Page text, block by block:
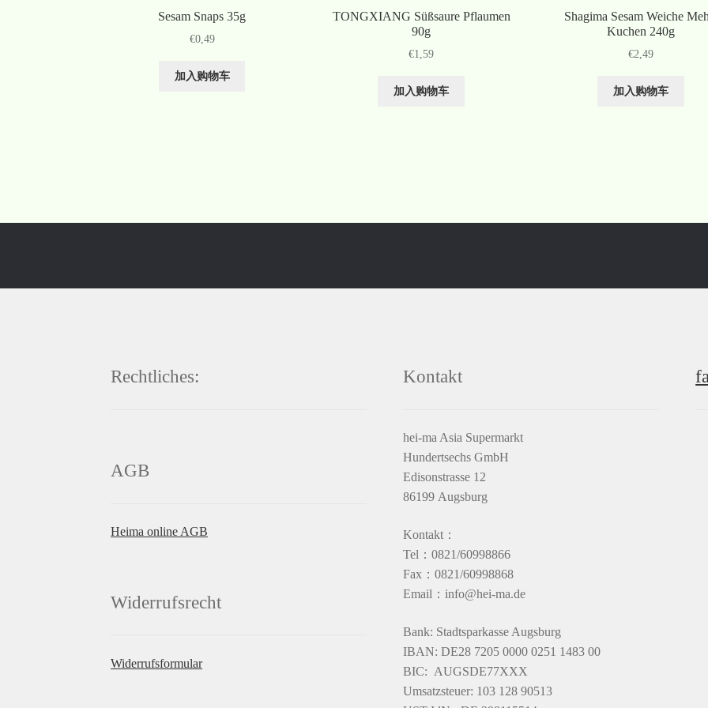
Sesam Snaps 35g
€0,49
加入购物车
TONGXIANG Süßsaure Pflaumen
90g
€1,59
加入购物车
Shagima Sesam Weiche
Kuchen 240g
€2,49
加入购物车
Rechtliches:
AGB
Heima online AGB
Widerrufsrecht
Widerrufsformular
Kontakt
hei-ma Asia Supermarkt
Hundertsechs GmbH
Edisonstrasse 12
86199 Augsburg
Kontakt：
Tel：0821/60998866
Fax：0821/60998868
Email：info@hei-ma.de
Bank: Stadtsparkasse Augsburg
IBAN: DE28 7205 0000 0251 1483 00
BIC: AUGSDE77XXX
Umsatzsteuer: 103 128 90513